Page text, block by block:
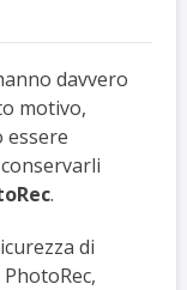
davvero
motivo,
essere
.
di